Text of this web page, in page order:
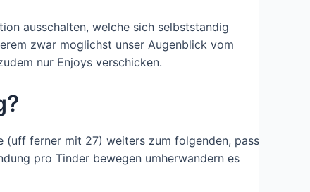
ausschalten, welche sich selbststandig
zwar moglichst unser Augenblick vom
nur Enjoys verschicken.
(uff ferner mit 27) weiters zum folgenden, pass
pro Tinder bewegen umherwandern es